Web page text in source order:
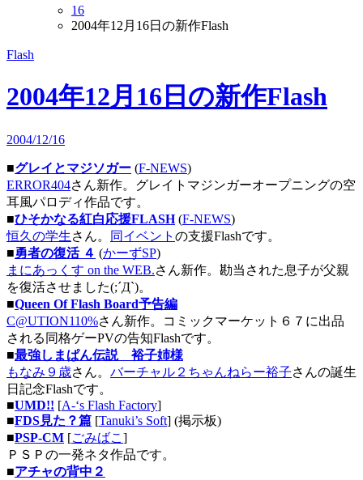
16
2004年12月16日の新作Flash
Flash
2004年12月16日の新作Flash
2004/12/16
■グレイとマジソガー (F-NEWS)
ERROR404さん新作。グレイトマジンガーオープニングの空
耳風パロディ作品です。
■ひそかなる紅白応援FLASH(F-NEWS)
恒久の学生さん。 同イベント の支援Flashです。
■勇者の復活 ４ (かーずSP)
まにあっくす on the WEB.さん新作。勘当された息子が父親
を復活させました(;´Д`)。
■Queen Of Flash Board予告編
C@UTION110%さん新作。コミックマーケット６７に出品
される同格ゲーPVの告知Flashです。
■最強しまぱん伝説 裕子姉様
もなみ９歳さん。 バーチャル２ちゃんねらー裕子さんの誕生
日記念Flashです。
■UMD!! [A-‘s Flash Factory]
■FDS見た？篇 [Tanuki’s Soft] (掲示板)
■PSP-CM [ごみばこ ]
ＰＳＰの一発ネタ作品です。
■アチャの背中２